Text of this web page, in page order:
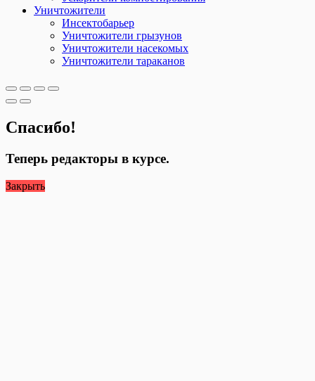
Уничтожители
Инсектобарьер
Уничтожители грызунов
Уничтожители насекомых
Уничтожители тараканов
Спасибо!
Теперь редакторы в курсе.
Закрыть